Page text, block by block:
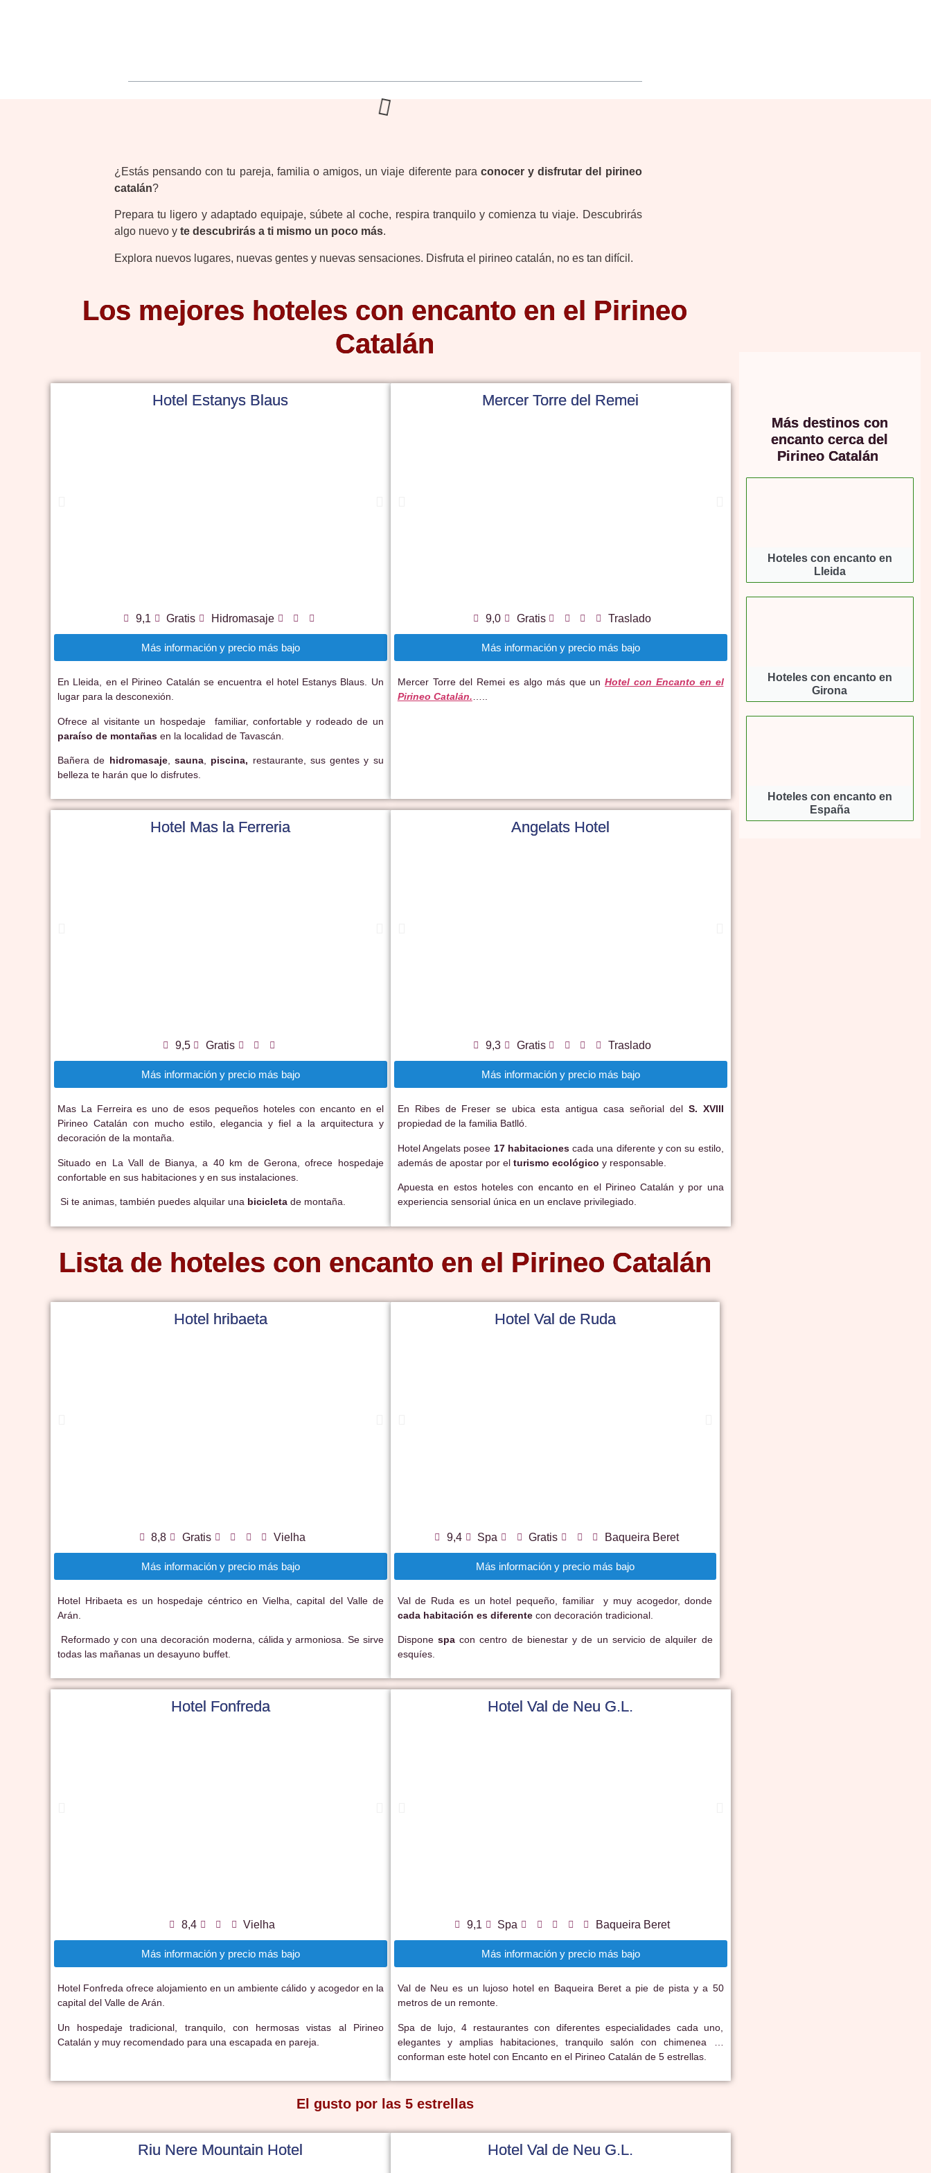
¿Estás pensando con tu pareja, familia o amigos, un viaje diferente para conocer y disfrutar del pirineo
catalán?
Prepara tu ligero y adaptado equipaje, súbete al coche, respira tranquilo y comienza tu viaje. Descubrirás
algo nuevo y te descubrirás a ti mismo un poco más.
Explora nuevos lugares, nuevas gentes y nuevas sensaciones. Disfruta el pirineo catalán, no es tan difícil.
Los mejores hoteles con encanto en el Pirineo
Catalán
Hotel Estanys Blaus
9,1 Gratis Hidromasaje
Más información y precio más bajo
En Lleida, en el Pirineo Catalán se encuentra el hotel Estanys Blaus. Un
lugar para la desconexión.
Ofrece al visitante un hospedaje familiar, confortable y rodeado de un
paraíso de montañas en la localidad de Tavascán.
Bañera de hidromasaje, sauna, piscina, restaurante, sus gentes y su
belleza te harán que lo disfrutes.
Mercer Torre del Remei
9,0 Gratis Traslado
Más información y precio más bajo
Mercer Torre del Remei es algo más que unHotel con Encanto en el
Pirineo Catalán.
Hotel Mas la Ferreria
9,5 Gratis
Más información y precio más bajo
Mas La Ferreira es uno de esos pequeños hoteles con encanto en el
Pirineo Catalán con mucho estilo, elegancia y fiel a la arquitectura y
decoración de la montaña.
Situado en La Vall de Bianya, a 40 km de Gerona, ofrece hospedaje
confortable en sus habitaciones y en sus instalaciones.
Si te animas, también puedes alquilar una bicicleta de montaña.
Angelats Hotel
9,3 Gratis Traslado
Más información y precio más bajo
En Ribes de Freser se ubica esta antigua casa señorial del S. XVIII
propiedad de la familia Batlló.
Hotel Angelats posee 17 habitacionescada una diferente y con su estilo,
además de apostar por elturismo ecológico y responsable.
Apuesta en estos hoteles con encanto en el Pirineo Catalán y por una
experiencia sensorial única en un enclave privilegiado.
Lista de hoteles con encanto en el Pirineo Catalán
Hotel hribaeta
8,8 Gratis Vielha
Más información y precio más bajo
Hotel Hribaeta es un hospedaje céntrico en Vielha, capital del Valle de
Arán.
Reformado y con una decoración moderna, cálida y armoniosa. Se sirve
todas las mañanas un desayuno buffet.
Hotel Val de Ruda
9,4 Spa Gratis Baqueira Beret
Más información y precio más bajo
Val de Ruda es un hotel pequeño, familiar y muy acogedor, donde
cada habitación es diferentecon decoración tradicional.
Disponespacon centro de bienestar y de un servicio de alquiler de
esquíes.
Hotel Fonfreda
8,4 Vielha
Más información y precio más bajo
Hotel Fonfreda ofrece alojamiento en un ambiente cálido y acogedor en la
capital del Valle de Arán.
Un hospedaje tradicional, tranquilo, con hermosas vistas al Pirineo
Catalán y muy recomendado para una escapada en pareja.
Hotel Val de Neu G.L.
9,1 Spa Baqueira Beret
Más información y precio más bajo
Val de Neu es un lujoso hotel en Baqueira Beret a pie de pista y a 50
metros de un remonte.
Spa de lujo, 4 restaurantes con diferentes especialidades cada uno,
elegantes y amplias habitaciones, tranquilo salón con chimenea …
conforman este hotel con Encanto en el Pirineo Catalán de 5 estrellas.
El gusto por las 5 estrellas
Riu Nere Mountain Hotel Hotel Val de Neu G.L.
Más destinos con
encanto cerca del
Pirineo Catalán
Hoteles con encanto en
Lleida
Hoteles con encanto en
Girona
Hoteles con encanto en
España